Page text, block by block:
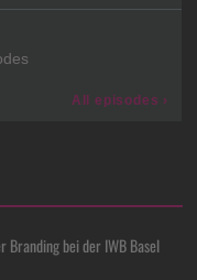
Branding bei der IWB Basel